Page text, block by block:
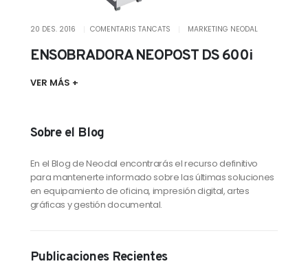
20 DES. 2016 COMENTARIS TANCATS MARKETING NEODAL
ENSOBRADORA NEOPOST DS 600i
VER MÁS +
Sobre el Blog
En el Blog de Neodal encontrarás el recurso definitivo
para mantenerte informado sobre las últimas soluciones
en equipamiento de oficina, impresión digital, artes
gráficas y gestión documental.
Publicaciones Recientes